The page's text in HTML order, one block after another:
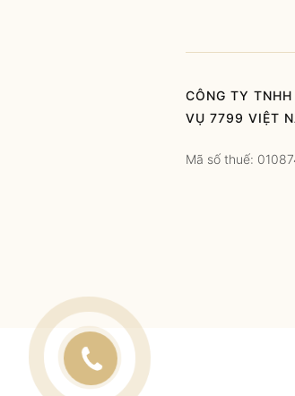
CÔNG TY
VỤ 7799 VIỆT
Mã số thuế: